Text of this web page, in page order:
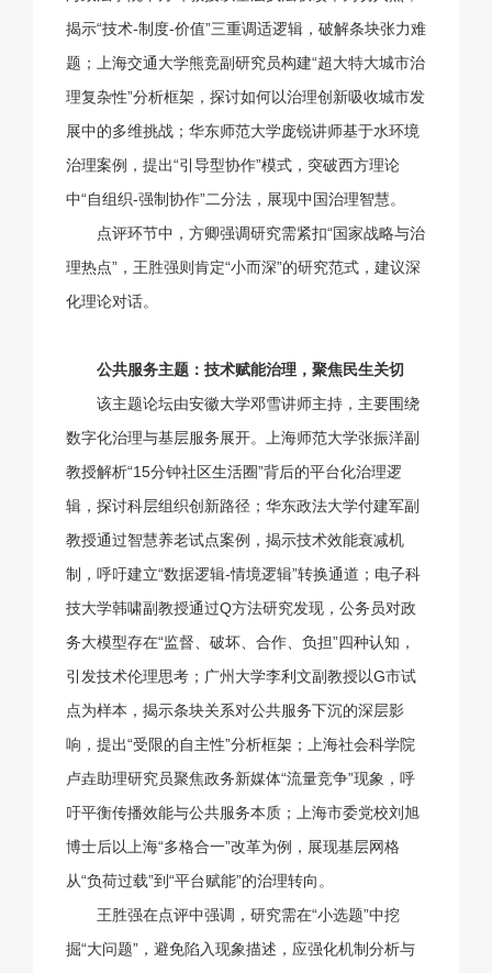
揭示“技术-制度-价值”三重调适逻辑，破解条块张力难
题；上海交通大学熊竞副研究员构建“超大特大城市治
理复杂性”分析框架，探讨如何以治理创新吸收城市发
展中的多维挑战；华东师范大学庞锐讲师基于水环境
治理案例，提出“引导型协作”模式，突破西方理论
中“自组织-强制协作”二分法，展现中国治理智慧。
点评环节中，方卿强调研究需紧扣“国家战略与治
理热点”，王胜强则肯定“小而深”的研究范式，建议深
化理论对话。
公共服务主题：技术赋能治理，聚焦民生关切
该主题论坛由安徽大学邓雪讲师主持，主要围绕
数字化治理与基层服务展开。上海师范大学张振洋副
教授解析“15分钟社区生活圈”背后的平台化治理逻
辑，探讨科层组织创新路径；华东政法大学付建军副
教授通过智慧养老试点案例，揭示技术效能衰减机
制，呼吁建立“数据逻辑-情境逻辑”转换通道；电子科
技大学韩啸副教授通过Q方法研究发现，公务员对政
务大模型存在“监督、破坏、合作、负担”四种认知，
引发技术伦理思考；广州大学李利文副教授以G市试
点为样本，揭示条块关系对公共服务下沉的深层影
响，提出“受限的自主性”分析框架；上海社会科学院
卢垚助理研究员聚焦政务新媒体“流量竞争”现象，呼
吁平衡传播效能与公共服务本质；上海市委党校刘旭
博士后以上海“多格合一”改革为例，展现基层网格
从“负荷过载”到“平台赋能”的治理转向。
王胜强在点评中强调，研究需在“小选题”中挖
掘“大问题”，避免陷入现象描述，应强化机制分析与